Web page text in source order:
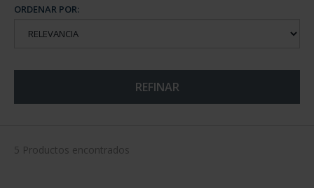
ORDENAR POR:
REFINAR
5 Productos encontrados